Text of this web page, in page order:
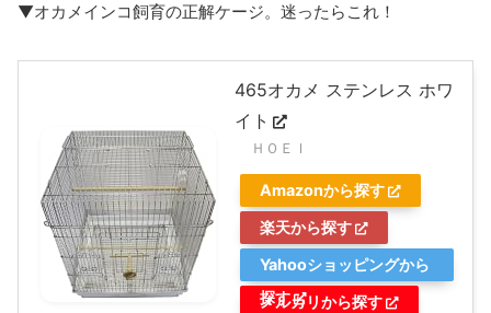
▼オカメインコ飼育の正解ケージ。迷ったらこれ！
465オカメ ステンレス ホワ
イト
ＨＯＥＩ
Amazonから探す
楽天から探す
Yahooショッピングから
探す
メルカリから探す